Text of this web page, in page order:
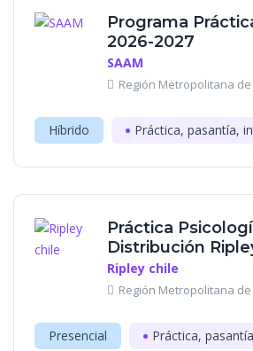
Programa
2026-2027
SAAM
Región Metropolitana
Híbrido Práctica, pasantía,
Práctica
Distribución
Ripley chile
Región Metropolitana
Presencial Práctica,